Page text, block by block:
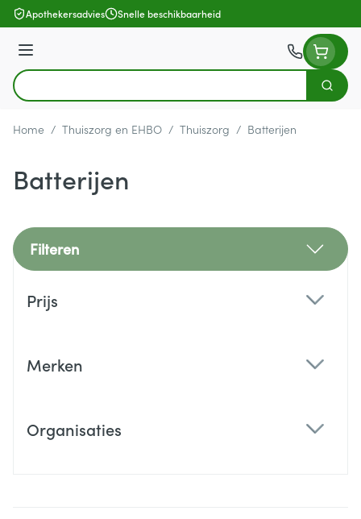
Ga naar de inhoud
Apothekersadvies Snelle beschikbaarheid
Menu
Product, merk, categorie...
Zoek
Home / Thuiszorg en EHBO / Thuiszorg / Batterijen
Batterijen
Filteren
Prijs
Merken
Organisaties